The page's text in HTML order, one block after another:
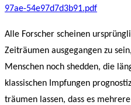
97ae-54e97d7d3b91.pdf
Alle Forscher scheinen
Zeiträumen ausgegangen zu
Menschen noch shedden, die
klassischen Impfungen
träumen lassen, dass es